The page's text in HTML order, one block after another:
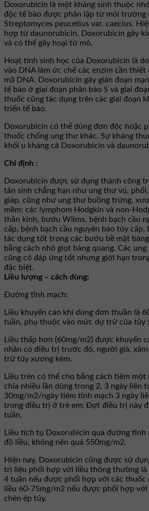
Doxorubicin là một kháng sinh thuộc
độc tế bào được phân lập từ môi trường
Streptomyces peucetius var. caecius.
hợp từ daunorubicin. Doxorubicin gây
và có thể gây hoại tử mô.
Hoạt tính sinh học của Doxorubicin là
vào DNA làm ức chế các enzim cần thiết
mã DNA. Doxorubicin gây gián đoạn
tế bào ở giai đoạn phân bào S và giai
thuốc cũng tác dụng trên các giai đoạn
triển tế bào.
Doxorubicin có thể dùng đơn độc hoặc
thuốc chống ung thư khác. Sự kháng
khối u kháng cả Doxorubicin và
Chỉ định :
Doxorubicin được sử dụng thành công
tân sinh chẳng hạn như ung thư vú,
giáp, cũng như ung thư buồng trứng,
mềm; các lymphom Hodgkin và non-
thần kinh, bướu Wilms, bệnh bạch cầu
cấp, bệnh bạch cầu nguyên bào tủy
tác dụng tốt trong các bướu bề mặt
bằng cách nhỏ giọt bàng quang. Các
cũng có đáp ứng tốt nhưng giới hạn
đặc biệt.
Liều lượng – cách dùng:
Ðường tĩnh mạch:
Liều khuyến cáo khi dùng đơn thuần là
tuần, phụ thuộc vào mức dự trữ của tủy
Liều thấp hơn (60mg/m2) được khuyến
nhân có điều trị trước đó, người già,
trữ tủy xương kém.
Liều trên có thể cho bằng cách tiêm một
chia nhiều lần dùng trong 2, 3 ngày liên
30mg/m2/ngày tiêm tĩnh mạch 3 ngày
trong điều trị ở trẻ em; Ðợt điều trị này
tuần.
Liều tích tụ Doxorubicin qua đường tĩnh
đồ liều, không nên quá 550mg/m2.
Hiện nay, Doxorubicin cũng được sử
trị liệu phối hợp với liều thông thường
4 tuần nếu được phối hợp với các thuốc
liều 60-75mg/m2 nếu được phối hợp
chèn ép tủy.